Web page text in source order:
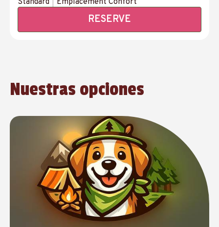
Standard Emplacement Confort
RESERVE
Nuestras opciones